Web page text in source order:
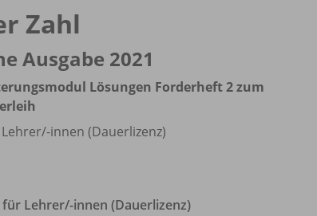
Zahl
Ausgabe 2021
Lösungen Forderheft 2 zum
Lehrer/-innen (Dauerlizenz)
für Lehrer/-innen (Dauerlizenz)